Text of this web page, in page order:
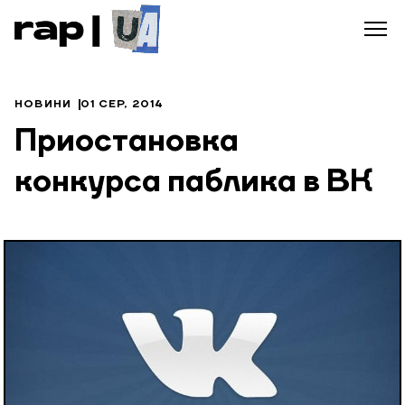
НОВИНИ 01 СЕР, 2014
Приостановка
конкурса паблика в ВК